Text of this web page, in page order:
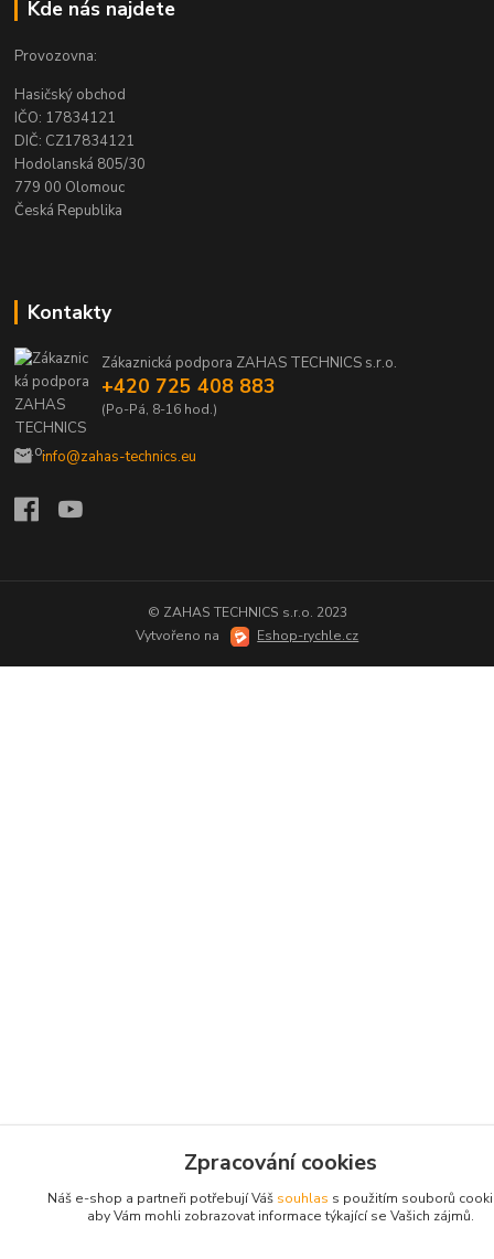
Kde nás najdete
Provozovna:
Hasičský obchod
IČO: 17834121
DIČ: CZ17834121
Hodolanská 805/30
779 00 Olomouc
Česká Republika
Kontakty
Zákaznická podpora ZAHAS TECHNICS s.r.o.
+420 725 408 883
(Po-Pá, 8-16 hod.)
info@zahas-technics.eu
© ZAHAS TECHNICS s.r.o. 2023
Vytvořeno na
Eshop-rychle.cz
Zpracování cookies
Náš e-shop a partneři potřebují Váš souhlas s použitím souborů
aby Vám mohli zobrazovat informace týkající se Vašich zájmů.